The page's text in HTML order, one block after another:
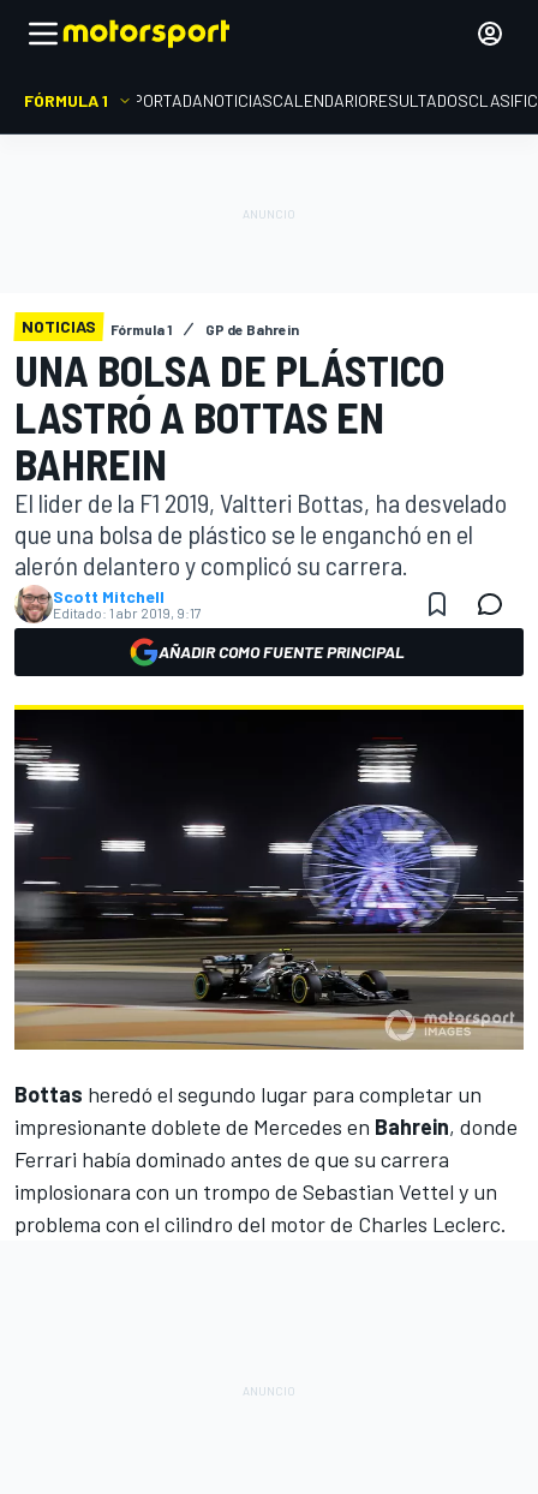
FÓRMULA 1 PORTADANOTICIASCALENDARIORESULTADOS
NOTICIAS Fórmula 1 GP de Bahrein
UNA BOLSA DE PLÁSTICO
LASTRÓ A BOTTAS EN
BAHREIN
El lider de la F1 2019, Valtteri Bottas, ha desvelado
que una bolsa de plástico se le enganchó en el
alerón delantero y complicó su carrera.
Scott Mitchell
Editado: 1 abr 2019, 9:17
AÑADIR COMO FUENTE PRINCIPAL
Bottas heredó el segundo lugar para completar un
impresionante doblete de Mercedes en Bahrein, donde
Ferrari había dominado antes de que su carrera
implosionara con un trompo de Sebastian Vettel y un
problema con el cilindro del motor de Charles Leclerc.